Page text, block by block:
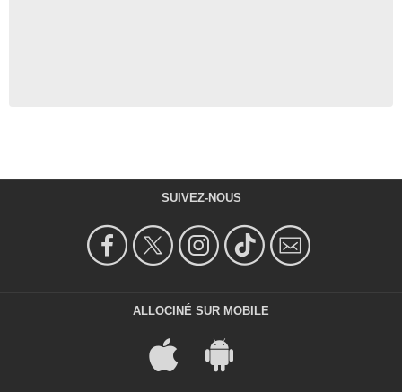
SUIVEZ-NOUS
ALLOCINÉ SUR MOBILE